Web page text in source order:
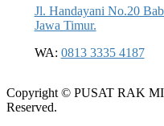
Jl. Handayani No.20
Jawa Timur.
WA: 0813 3335 4187
Copyright © PUSAT RAK
Reserved.